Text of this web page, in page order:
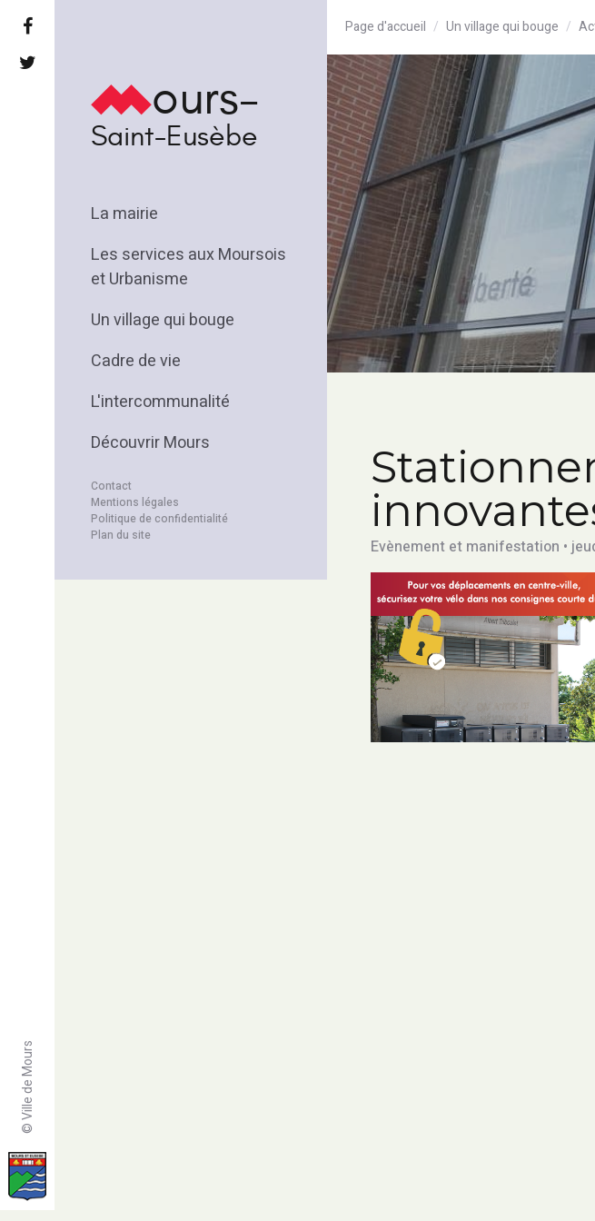
© Ville de Mours
ours-
Saint-Eusèbe
La mairie
Les services aux Moursois
et Urbanisme
Un village qui bouge
Cadre de vie
L'intercommunalité
Découvrir Mours
Contact
Mentions légales
Politique de confidentialité
Plan du site
Page d'accueil Un village qui bouge
Evènement et manifestation •